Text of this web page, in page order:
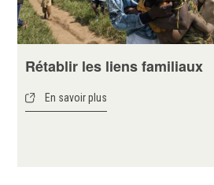
Rétablir les liens familiaux
En savoir plus